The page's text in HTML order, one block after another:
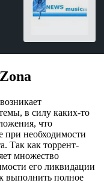
в силу каких-то
что
при необходимости
Так как торрент-
множество
его ликвидации
выполнить полное